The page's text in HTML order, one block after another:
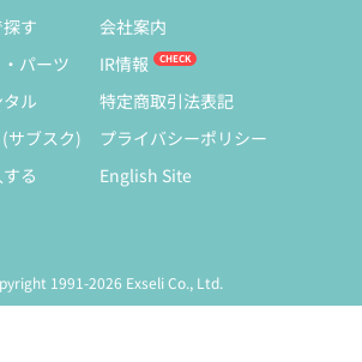
す
パーツ
ル
サブスク)
る
会社案内
IR情報
特定商取引法表記
プライバシーポリシー
English Site
1991-2026 Exseli Co., Ltd.